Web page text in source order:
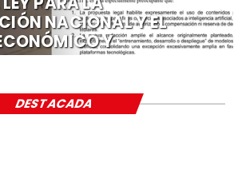
NACIONAL Y EL
Y
DESTACADA